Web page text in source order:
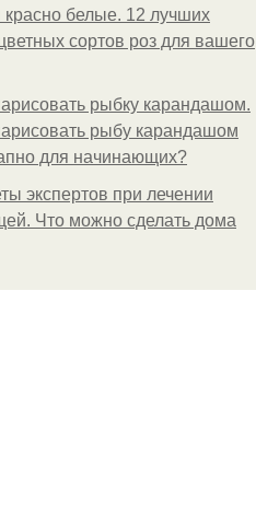
красно белые. 12 лучших
сортов роз для вашего
рыбку карандашом.
рыбу карандашом
для начинающих?
экспертов при лечении
Что можно сделать дома